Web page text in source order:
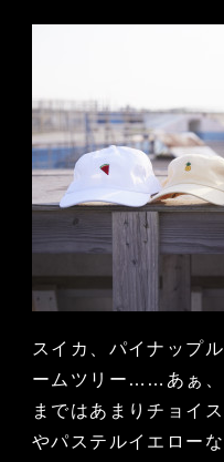
スイカ、パイナップ
ームツリー……あぁ、
まではあまりチョイ
やパステルイエロー